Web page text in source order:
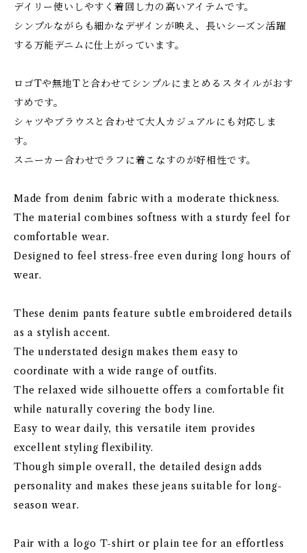
デイリー使いしやすく着回し力の高いアイテムです。
シンプルながらも細かなデザインが映え、長いシーズン活躍
する万能デニムに仕上がっています。
ロゴTや無地Tと合わせてシンプルにまとめるスタイルがおす
すめです。
シャツやブラウスと合わせて大人カジュアルにも対応しま
す。
スニーカー合わせでラフに着こなすのが好相性です。
Made from denim fabric with a moderate thickness.
The material combines softness with a sturdy feel for
comfortable wear.
Designed to feel stress-free even during long hours of
wear.
These denim pants feature subtle embroidered details
as a stylish accent.
The understated design makes them easy to
coordinate with a wide range of outfits.
The relaxed wide silhouette offers a comfortable fit
while naturally covering the body line.
Easy to wear daily, this versatile item provides
excellent styling flexibility.
Though simple overall, the detailed design adds
personality and makes these jeans suitable for long-
season wear.
Pair with a logo T-shirt or plain tee for an effortless